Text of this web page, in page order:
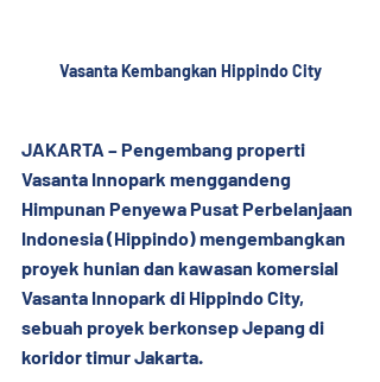
Vasanta Kembangkan Hippindo City
JAKARTA – Pengembang properti
Vasanta Innopark menggandeng
Himpunan Penyewa Pusat Perbelanjaan
Indonesia (Hippindo) mengembangkan
proyek hunian dan kawasan komersial
Vasanta Innopark di Hippindo City,
sebuah proyek berkonsep Jepang di
koridor timur Jakarta.